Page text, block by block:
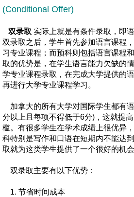
(Conditional Offer)
双录取 实际上就是有条件录取，即
双录取之后，学生首先参加语言课程
习专业课程；而预科则包括语言课程
取的优势是，在学生语言能力欠缺的
学专业课程录取，在完成大学提供的
再进行大学专业课程学习。
加拿大的所有大学对国际学生都有
分以上且每项不得低于6分)，这就提
槛。有很多学生在学术成绩上很优异
科特别是写作和口语在短期内不能达
取就为这类学生提供了一个很好的机会
双录取主要有以下优势：
1. 节省时间成本